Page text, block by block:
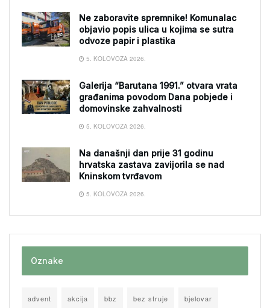
Ne zaboravite spremnike! Komunalac
objavio popis ulica u kojima se sutra
odvoze papir i plastika
5. KOLOVOZA 2026.
Galerija “Barutana 1991.” otvara vrata
građanima povodom Dana pobjede i
domovinske zahvalnosti
5. KOLOVOZA 2026.
Na današnji dan prije 31 godinu
hrvatska zastava zavijorila se nad
Kninskom tvrđavom
5. KOLOVOZA 2026.
Oznake
advent akcija bbz bez struje bjelovar